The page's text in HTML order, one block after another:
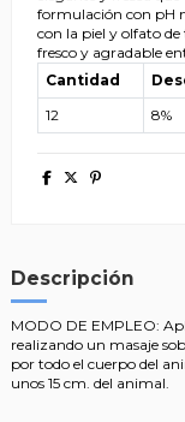
formulación con pH
con la piel y olfato
fresco y agradable
Cantidad
12
8%
Descripción
MODO DE EMPLEO:
realizando un masaje
por todo el cuerpo del
unos 15 cm. del animal.